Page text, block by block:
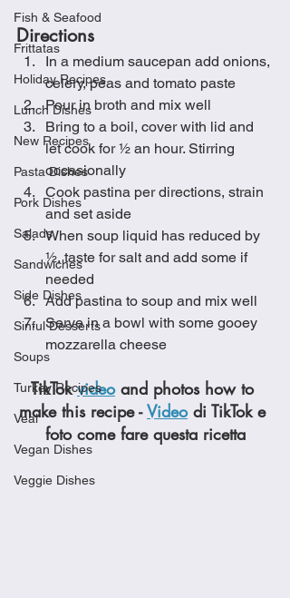
Fish & Seafood
Frittatas
Holiday Recipes
Lunch Dishes
New Recipes
Pasta Dishes
Pork Dishes
Salads
Sandwiches
Side Dishes
Sinful Desserts
Soups
Turkey Recipes
Veal
Vegan Dishes
Veggie Dishes
Directions
In a medium saucepan add onions,
celery, peas and tomato paste
Pour in broth and mix well
Bring to a boil, cover with lid and
let cook for ½ an hour. Stirring
occasionally
Cook pastina per directions, strain
and set aside
When soup liquid has reduced by
½, taste for salt and add some if
needed
Add pastina to soup and mix well
Serve in a bowl with some gooey
mozzarella cheese
TikTok video and photos how to
make this recipe - Video di TikTok e
foto come fare questa ricetta